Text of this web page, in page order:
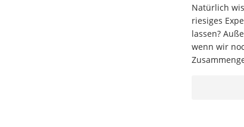
Natürlich
riesiges
lassen?
wenn wir